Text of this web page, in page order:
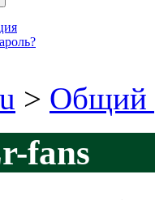
> Общий
fans